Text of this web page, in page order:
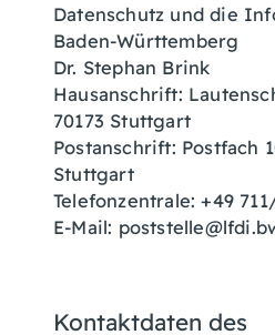
Datenschutz und die
Baden-Württemberg
Dr. Stephan Brink
Hausanschrift:
70173 Stuttgart
Postanschrift: Postfach
Stuttgart
Telefonzentrale: +49
E-Mail:
Kontaktdaten des